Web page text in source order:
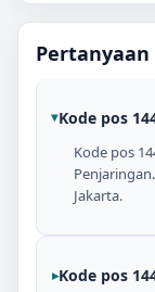
Kode pos
Kode pos
Jakarta.
Kode pos